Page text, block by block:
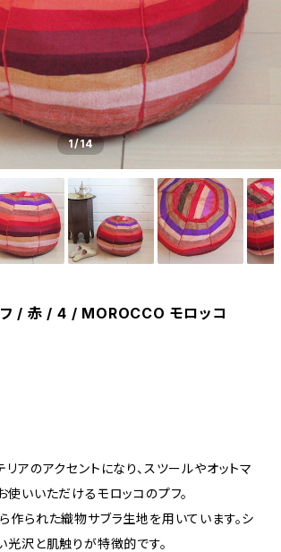
1/14
/ 赤 / 4 / MOROCCO モロッコ
アのアクセントになり、スツールやオットマ
使いいただけるモロッコのプフ。
作られた織物サブラ生地を用いています。シ
光沢と肌触りが特徴的です。